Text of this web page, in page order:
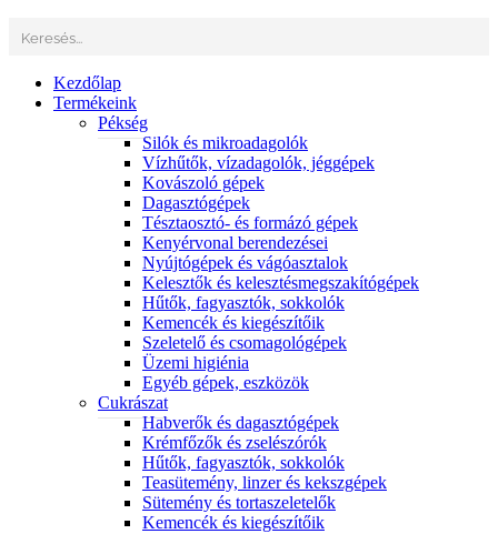
Kezdőlap
Termékeink
Pékség
Silók és mikroadagolók
Vízhűtők, vízadagolók, jéggépek
Kovászoló gépek
Dagasztógépek
Tésztaosztó- és formázó gépek
Kenyérvonal berendezései
Nyújtógépek és vágóasztalok
Kelesztők és kelesztésmegszakítógépek
Hűtők, fagyasztók, sokkolók
Kemencék és kiegészítőik
Szeletelő és csomagológépek
Üzemi higiénia
Egyéb gépek, eszközök
Cukrászat
Habverők és dagasztógépek
Krémfőzők és zselészórók
Hűtők, fagyasztók, sokkolók
Teasütemény, linzer és kekszgépek
Sütemény és tortaszeletelők
Kemencék és kiegészítőik